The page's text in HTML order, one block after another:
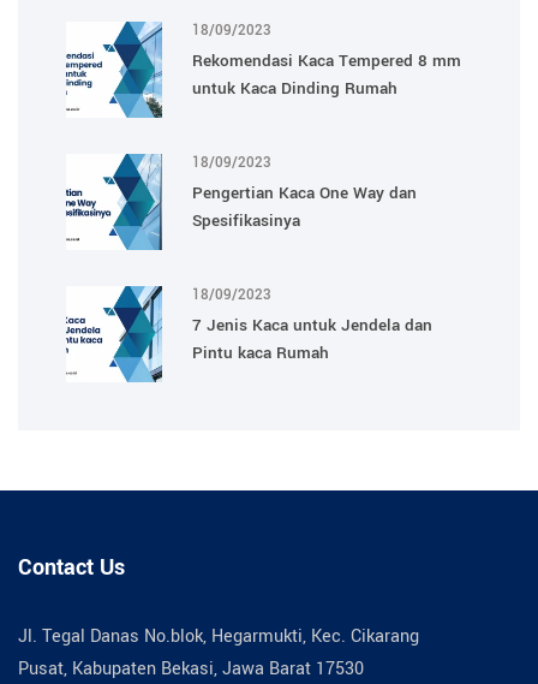
18/09/2023
Rekomendasi Kaca Tempered 8 mm
untuk Kaca Dinding Rumah
18/09/2023
Pengertian Kaca One Way dan
Spesifikasinya
18/09/2023
7 Jenis Kaca untuk Jendela dan
Pintu kaca Rumah
Contact Us
Jl. Tegal Danas No.blok, Hegarmukti, Kec. Cikarang
Pusat, Kabupaten Bekasi, Jawa Barat 17530